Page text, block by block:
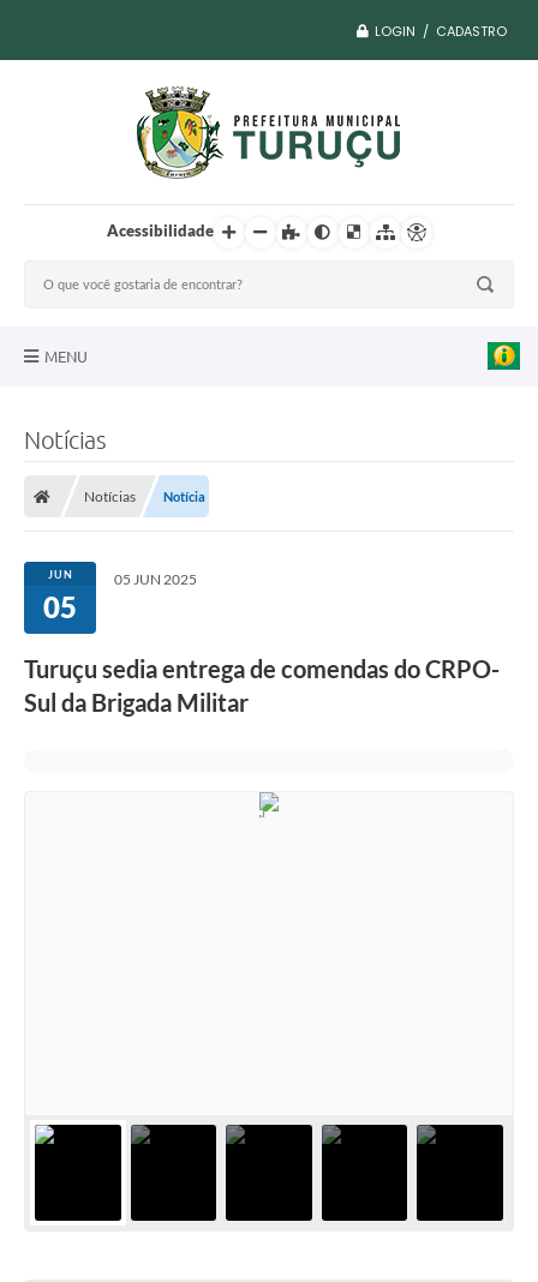
LOGIN / CADASTRO
Acessibilidade
MENU
Transparência
Serviços
Turismo
Notícias
Notícias Notícia
JUN
05
05 JUN 2025
Turuçu sedia entrega de comendas do CRPO-
Sul da Brigada Militar